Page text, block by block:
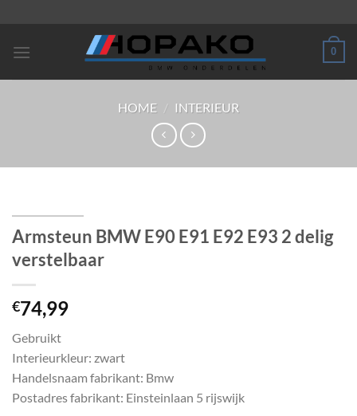
inhoud
0
HOME / INTERIEUR
Armsteun BMW E90 E91 E92 E93 2 delig
verstelbaar
€74,99
Gebruikt
Interieurkleur: zwart
Handelsnaam fabrikant: Bmw
Postadres fabrikant: Einsteinlaan 5 rijswijk